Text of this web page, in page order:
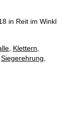
in Reit im Winkl
, Klettern,
Siegerehrung,